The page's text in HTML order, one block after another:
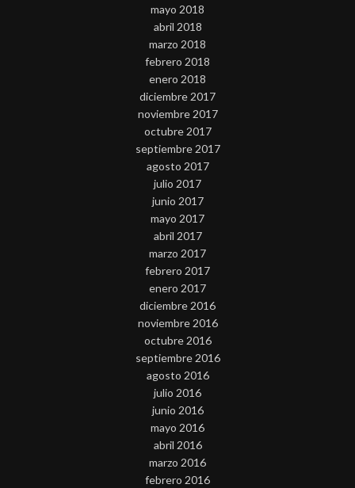
mayo 2018
abril 2018
marzo 2018
febrero 2018
enero 2018
diciembre 2017
noviembre 2017
octubre 2017
septiembre 2017
agosto 2017
julio 2017
junio 2017
mayo 2017
abril 2017
marzo 2017
febrero 2017
enero 2017
diciembre 2016
noviembre 2016
octubre 2016
septiembre 2016
agosto 2016
julio 2016
junio 2016
mayo 2016
abril 2016
marzo 2016
febrero 2016